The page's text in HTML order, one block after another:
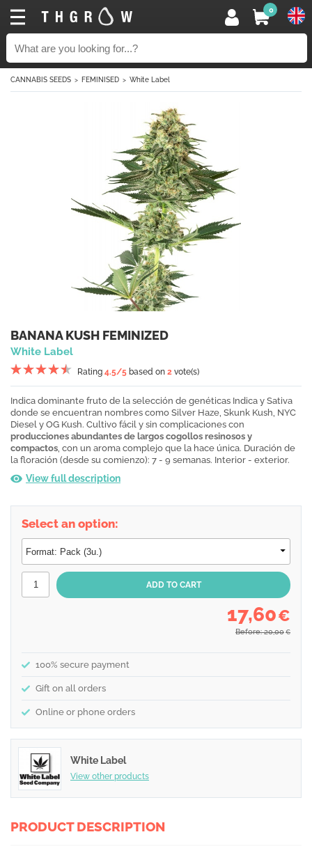
0
CANNABIS SEEDS FEMINISED White Label
BANANA KUSH FEMINIZED
White Label
Rating 4.5/5 based on 2 vote(s)
Indica dominante fruto de la selección de genéticas Indica y Sativa
donde se encuentran nombres como Silver Haze, Skunk Kush, NYC
Diesel y OG Kush. Cultivo fácil y sin complicaciones con
producciones abundantes de largos cogollos resinosos y
compactos, con un aroma complejo que la hace única. Duración de
la floración (desde su comienzo): 7 - 9 semanas. Interior - exterior.
View full description
Select an option:
17,60€
Before: 20,00 €
100% secure payment
Gift on all orders
Online or phone orders
White Label
View other products
PRODUCT DESCRIPTION